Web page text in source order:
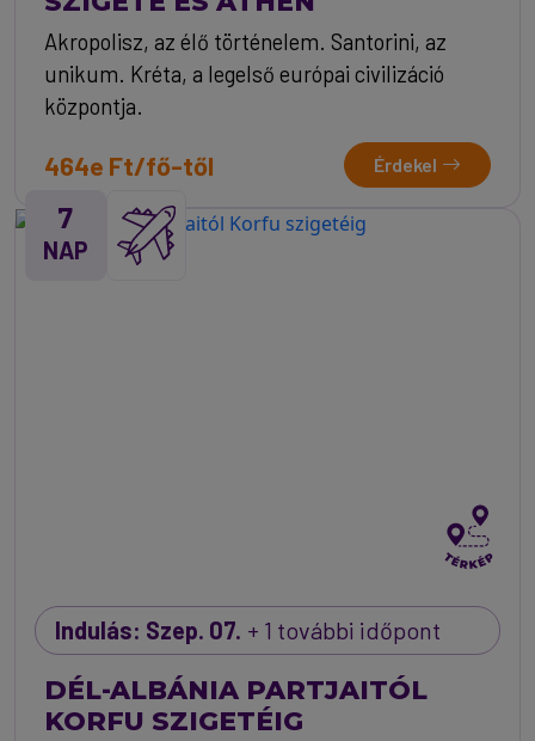
Akropolisz, az élő történelem. Santorini, az
unikum. Kréta, a legelső európai civilizáció
központja.
464e Ft/fő-től Érdekel
7
NAP
Indulás: Szep. 07. + 1 további időpont
DÉL-ALBÁNIA PARTJAITÓL
KORFU SZIGETÉIG